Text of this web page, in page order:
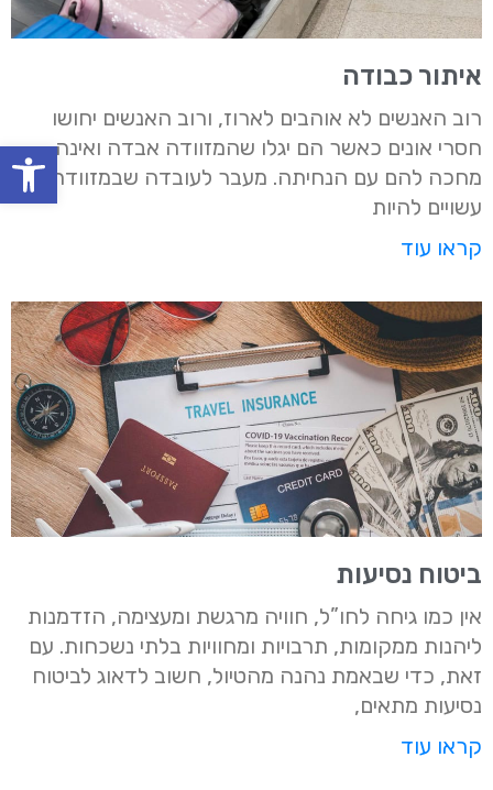
איתור כבודה
רוב האנשים לא אוהבים לארוז, ורוב האנשים יחושו
חסרי אונים כאשר הם יגלו שהמזוודה אבדה ואינה
מחכה להם עם הנחיתה. מעבר לעובדה שבמזוודה
עשויים להיות
קראו עוד
ביטוח נסיעות
אין כמו גיחה לחו”ל, חוויה מרגשת ומעצימה, הזדמנות
ליהנות ממקומות, תרבויות ומחוויות בלתי נשכחות. עם
זאת, כדי שבאמת נהנה מהטיול, חשוב לדאוג לביטוח
נסיעות מתאים,
קראו עוד